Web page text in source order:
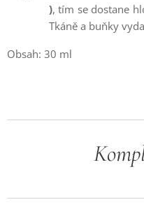
), tím se dostane
Tkáně a buňky
Obsah: 30 ml